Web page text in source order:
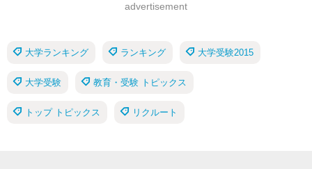
advertisement
大学ランキング ランキング 大学受験2015
大学受験 教育・受験 トピックス
トップ トピックス リクルート